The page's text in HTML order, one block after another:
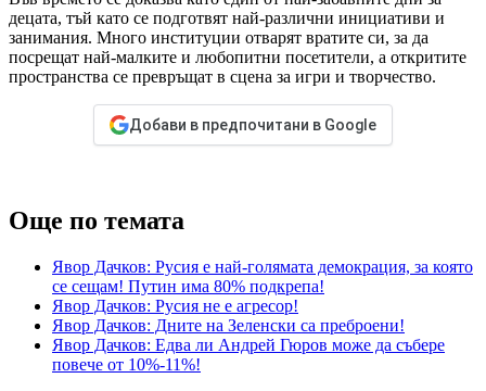
децата, тъй като се подготвят най-различни инициативи и
занимания. Много институции отварят вратите си, за да
посрещат най-малките и любопитни посетители, а откритите
пространства се превръщат в сцена за игри и творчество.
Добави в предпочитани в Google
Още по темата
Явор Дачков: Русия е най-голямата демокрация, за която
се сещам! Путин има 80% подкрепа!
Явор Дачков: Русия не е агресор!
Явор Дачков: Дните на Зеленски са преброени!
Явор Дачков: Едва ли Андрей Гюров може да събере
повече от 10%-11%!